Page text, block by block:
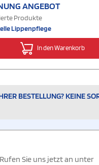
ANGEBOT
Produkte
Lippenpflege
In den Warenkorb
BESTELLUNG? KEINE
Rufen Sie uns jetzt an unter